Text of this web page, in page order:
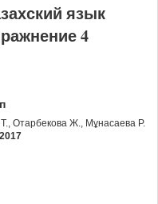
язык
4
Отарбекова Ж., Мұнасаева Р.